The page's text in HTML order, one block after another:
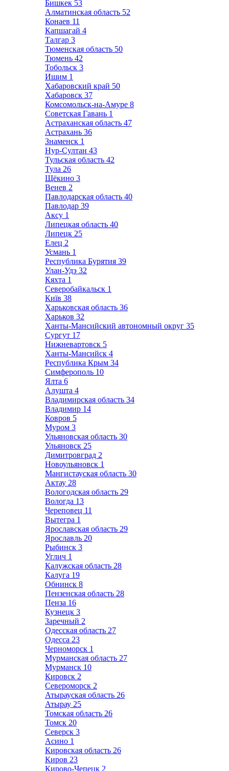
Бишкек 53
Алматинская область 52
Конаев 11
Капшагай 4
Талгар 3
Тюменская область 50
Тюмень 42
Тобольск 3
Ишим 1
Хабаровский край 50
Хабаровск 37
Комсомольск-на-Амуре 8
Советская Гавань 1
Астраханская область 47
Астрахань 36
Знаменск 1
Нур-Султан 43
Тульская область 42
Тула 26
Щёкино 3
Венев 2
Павлодарская область 40
Павлодар 39
Аксу 1
Липецкая область 40
Липецк 25
Елец 2
Усмань 1
Республика Бурятия 39
Улан-Удэ 32
Кяхта 1
Северобайкальск 1
Київ 38
Харьковская область 36
Харьков 32
Ханты-Мансийский автономный округ 35
Сургут 17
Нижневартовск 5
Ханты-Мансийск 4
Республика Крым 34
Симферополь 10
Ялта 6
Алушта 4
Владимирская область 34
Владимир 14
Ковров 5
Муром 3
Ульяновская область 30
Ульяновск 25
Димитровград 2
Новоульяновск 1
Мангистауская область 30
Актау 28
Вологодская область 29
Вологда 13
Череповец 11
Вытегра 1
Ярославская область 29
Ярославль 20
Рыбинск 3
Углич 1
Калужская область 28
Калуга 19
Обнинск 8
Пензенская область 28
Пенза 16
Кузнецк 3
Заречный 2
Одесская область 27
Одесса 23
Черноморск 1
Мурманская область 27
Мурманск 10
Кировск 2
Североморск 2
Атырауская область 26
Атырау 25
Томская область 26
Томск 20
Северск 3
Асино 1
Кировская область 26
Киров 23
Кирово-Чепецк 2